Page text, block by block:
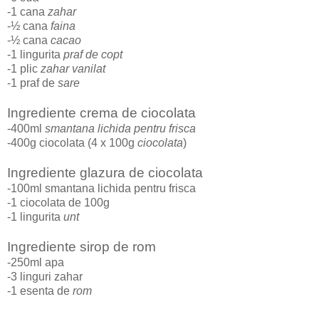
-1 cana zahar
-½ cana faina
-½ cana cacao
-1 lingurita praf de copt
-1 plic zahar vanilat
-1 praf de sare
Ingrediente crema de ciocolata
-400ml smantana lichida pentru frisca
-400g ciocolata (4 x 100g ciocolata)
Ingrediente glazura de ciocolata
-100ml smantana lichida pentru frisca
-1 ciocolata de 100g
-1 lingurita unt
Ingrediente sirop de rom
-250ml apa
-3 linguri zahar
-1 esenta de rom